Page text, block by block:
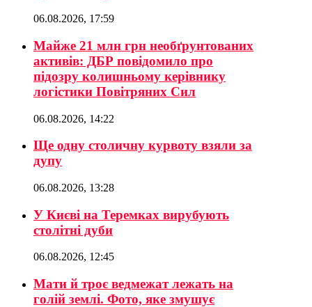
06.08.2026, 17:59
Майже 21 млн грн необґрунтованих
активів: ДБР повідомило про
підозру колишньому керівнику
логістики Повітряних Сил
06.08.2026, 14:22
Ще одну столичну курвоту взяли за
дупу
06.08.2026, 13:28
У Києві на Теремках вирубують
столітні дуби
06.08.2026, 12:45
Мати й троє ведмежат лежать на
голій землі. Фото, яке змушує